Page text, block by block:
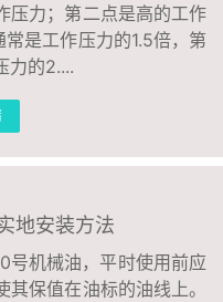
压力；第二点是高的工作
是工作压力的1.5倍，第
力的2....
地安装方法
号机械油，平时使用前应
保值在油标的油线上。